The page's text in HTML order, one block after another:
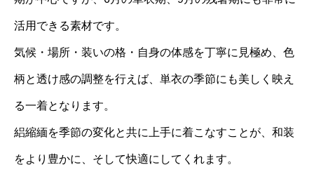
活用できる素材です。
気候・場所・装いの格・自身の体感を丁寧に見極め、色
柄と透け感の調整を行えば、単衣の季節にも美しく映え
る一着となります。
絽縮緬を季節の変化と共に上手に着こなすことが、和装
をより豊かに、そして快適にしてくれます。